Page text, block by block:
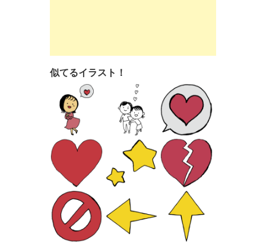
似てるイラスト！